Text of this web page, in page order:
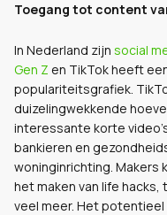
Toegang tot content
In Nederland zijn social
Gen Z en TikTok heeft
populariteitsgrafiek.
duizelingwekkende
interessante korte
bankieren en
woninginrichting. Makers
het maken van life
veel meer. Het potentieel